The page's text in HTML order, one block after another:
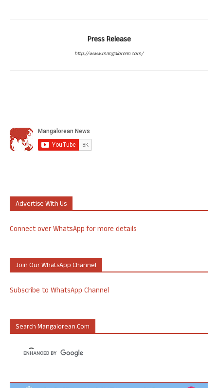
Press Release
http://www.mangalorean.com/
Advertise With Us
Connect over WhatsApp for more details
Join Our WhatsApp Channel
Subscribe to WhatsApp Channel
Search Mangalorean.com